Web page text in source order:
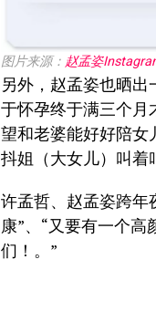
图片来源： 赵孟姿
另外，赵孟姿也晒
于怀孕终于满三个月
望和老婆能好好陪女
抖姐（大女儿）叫着
许孟哲、赵孟姿跨年
康”、“又要有一个
们！。”